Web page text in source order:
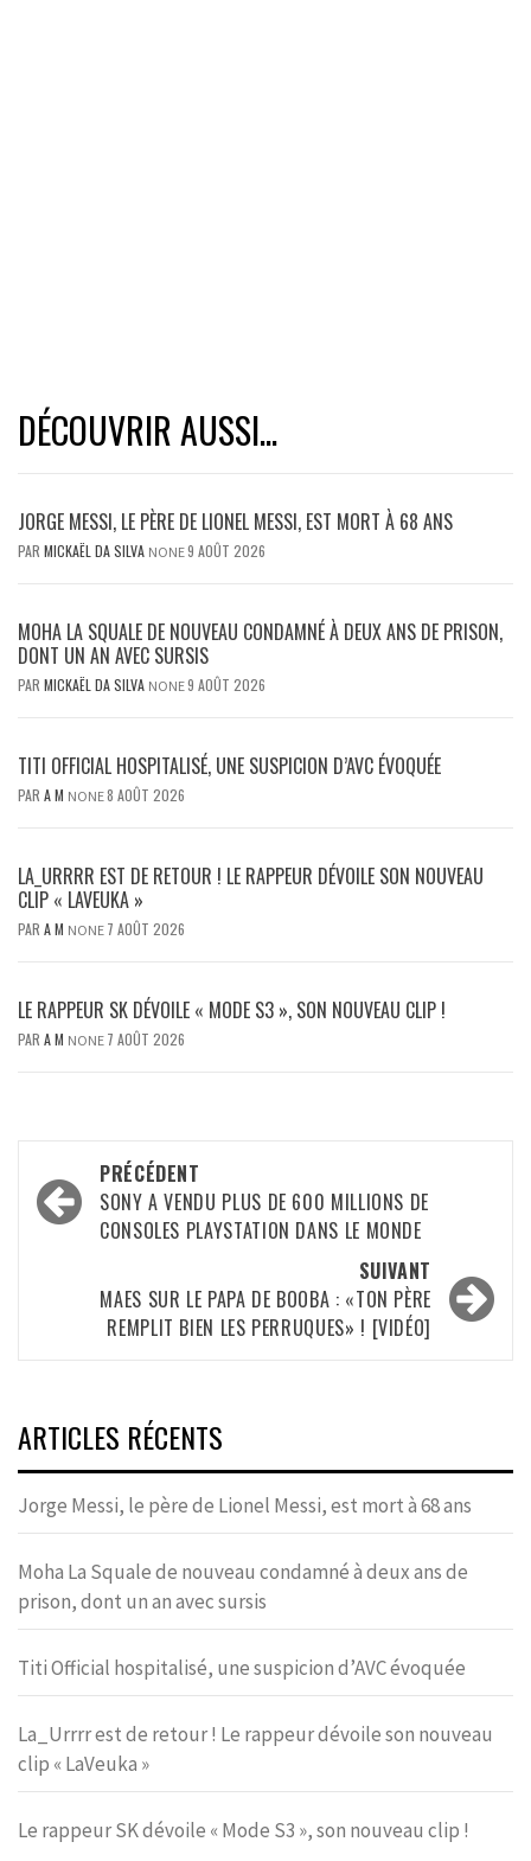
DÉCOUVRIR AUSSI...
JORGE MESSI, LE PÈRE DE LIONEL MESSI, EST MORT À 68 ANS
PAR MICKAËL DA SILVA NONE9 AOÛT 2026
MOHA LA SQUALE DE NOUVEAU CONDAMNÉ À DEUX ANS DE PRISON,
DONT UN AN AVEC SURSIS
PAR MICKAËL DA SILVA NONE9 AOÛT 2026
TITI OFFICIAL HOSPITALISÉ, UNE SUSPICION D’AVC ÉVOQUÉE
PAR A M NONE8 AOÛT 2026
LA_URRRR EST DE RETOUR ! LE RAPPEUR DÉVOILE SON NOUVEAU
CLIP « LAVEUKA »
PAR A M NONE 7 AOÛT 2026
LE RAPPEUR SK DÉVOILE « MODE S3 », SON NOUVEAU CLIP !
PAR A M NONE 7 AOÛT 2026
Navigation
d’article
PRÉCÉDENT
SONY A VENDU PLUS DE 600 MILLIONS DE
CONSOLES PLAYSTATION DANS LE MONDE
SUIVANT
MAES SUR LE PAPA DE BOOBA : «TON PÈRE
REMPLIT BIEN LES PERRUQUES» ! [VIDÉO]
ARTICLES RÉCENTS
Jorge Messi, le père de Lionel Messi, est mort à 68 ans
Moha La Squale de nouveau condamné à deux ans de
prison, dont un an avec sursis
Titi Official hospitalisé, une suspicion d’AVC évoquée
La_Urrrr est de retour ! Le rappeur dévoile son nouveau
clip « LaVeuka »
Le rappeur SK dévoile « Mode S3 », son nouveau clip !